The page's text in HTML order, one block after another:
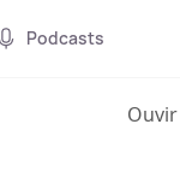
Podcasts
Ouvir